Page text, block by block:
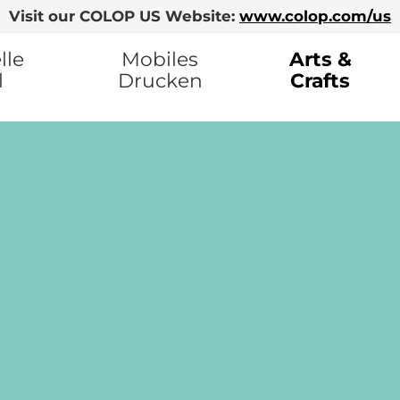
Visit our COLOP US Website: www.colop.com/us
Mobiles
Drucken
Arts &
Crafts